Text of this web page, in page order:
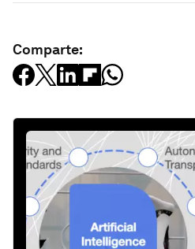
Comparte: